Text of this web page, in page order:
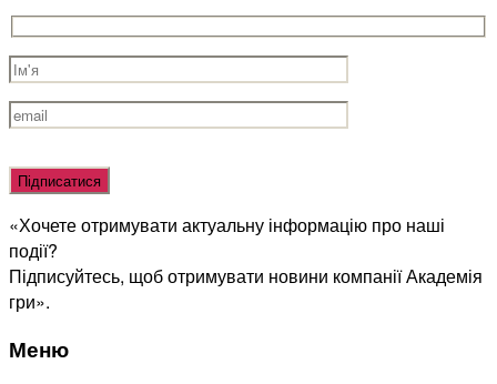
Оставьте
это
пустым.
«Хочете отримувати актуальну інформацію про наші
події?
Підписуйтесь, щоб отримувати новини компанії Академія
гри».
Меню